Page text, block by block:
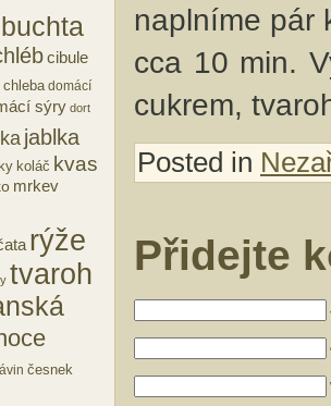
buchta
cibule
domácí
sýry dort
jablka
koláč kvas
mrkev
rýže
tvaroh
česnek
naplníme pár
cca 10 min.
cukrem,
Posted in
Přidejte